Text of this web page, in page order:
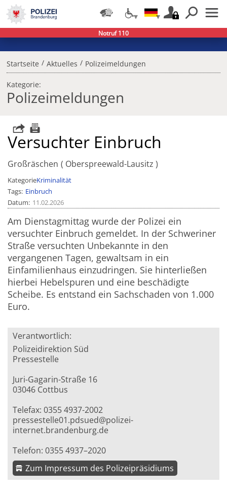
Startseite / Aktuelles / Polizeimeldungen
Kategorie:
Polizeimeldungen
Versuchter Einbruch
Großräschen Oberspreewald-Lausitz
KategorieKriminalität
Tags Einbruch
Datum 11.02.2026
Am Dienstagmittag wurde der Polizei ein
versuchter Einbruch gemeldet. In der Schweriner
Straße versuchten Unbekannte in den
vergangenen Tagen, gewaltsam in ein
Einfamilienhaus einzudringen. Sie hinterließen
hierbei Hebelspuren und eine beschädigte
Scheibe. Es entstand ein Sachschaden von 1.000
Euro.
Verantwortlich:
Polizeidirektion Süd
Pressestelle
Juri-Gagarin-Straße 16
03046 Cottbus
Telefax: 0355 4937-2002
pressestelle01.pdsued@polizei-
internet.brandenburg.de
Telefon: 0355 4937–2020
Zum Impressum des Polizeipräsidiums
Notruf 110